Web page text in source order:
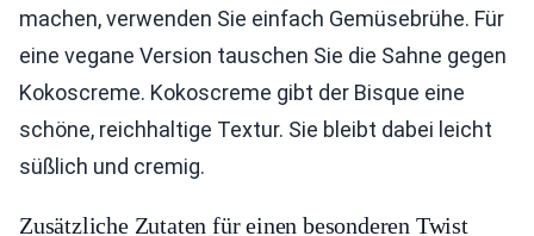
machen, verwenden Sie einfach Gemüsebrühe. Für
eine vegane Version tauschen Sie die Sahne gegen
Kokoscreme. Kokoscreme gibt der Bisque eine
schöne, reichhaltige Textur. Sie bleibt dabei leicht
süßlich und cremig.
Zusätzliche Zutaten für einen besonderen Twist